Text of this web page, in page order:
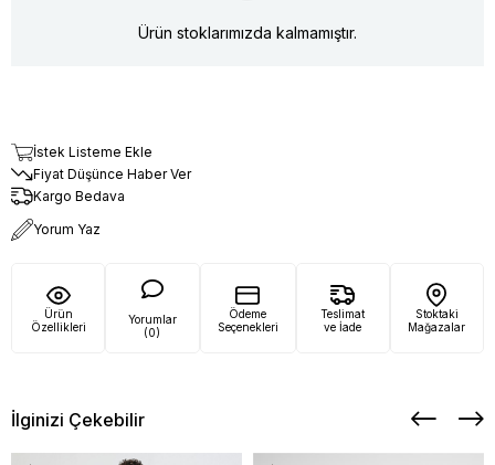
Ürün stoklarımızda kalmamıştır.
İstek Listeme Ekle
Fiyat Düşünce Haber Ver
Kargo Bedava
Yorum Yaz
Ürün
Özellikleri
Yorumlar
(0)
Ödeme
Seçenekleri
Teslimat
ve İade
Stoktaki
Mağazalar
İlginizi Çekebilir